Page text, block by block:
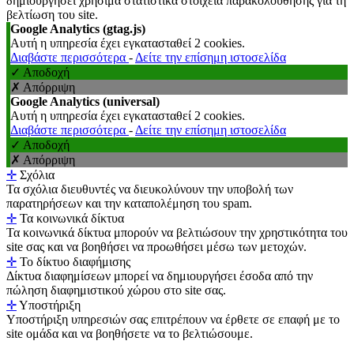
βελτίωση του site.
Google Analytics (gtag.js)
Αυτή η υπηρεσία έχει εγκατασταθεί 2 cookies.
Διαβάστε περισσότερα - Δείτε την επίσημη ιστοσελίδα
✓ Αποδοχή
✗ Απόρριψη
Google Analytics (universal)
Αυτή η υπηρεσία έχει εγκατασταθεί 2 cookies.
Διαβάστε περισσότερα - Δείτε την επίσημη ιστοσελίδα
✓ Αποδοχή
✗ Απόρριψη
✛ Σχόλια
Τα σχόλια διευθυντές να διευκολύνουν την υποβολή των
παρατηρήσεων και την καταπολέμηση του spam.
✛ Τα κοινωνικά δίκτυα
Τα κοινωνικά δίκτυα μπορούν να βελτιώσουν την χρηστικότητα του
site σας και να βοηθήσει να προωθήσει μέσω των μετοχών.
✛ Το δίκτυο διαφήμισης
Δίκτυα διαφημίσεων μπορεί να δημιουργήσει έσοδα από την
πώληση διαφημιστικού χώρου στο site σας.
✛Υποστήριξη
Υποστήριξη υπηρεσιών σας επιτρέπουν να έρθετε σε επαφή με το
site ομάδα και να βοηθήσετε να το βελτιώσουμε.